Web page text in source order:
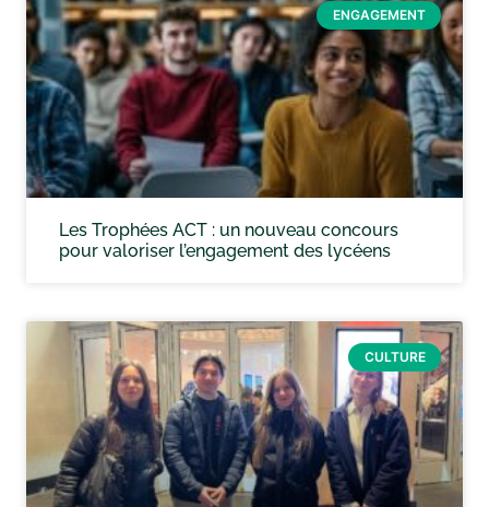
ENGAGEMENT
Les Trophées ACT : un nouveau concours
pour valoriser l’engagement des lycéens
CULTURE